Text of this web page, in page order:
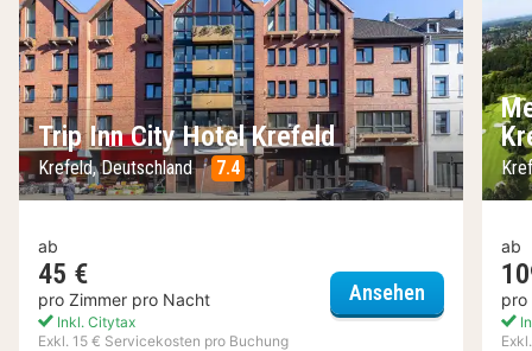
Trip Inn City Hotel Krefeld
Krefeld, Deutschland 7.4
ab
45 €
pro Zimmer pro Nacht
Inkl. Citytax
Exkl. 15 € Servicekosten pro Buchung
Ansehen Trip Inn
ab
pro